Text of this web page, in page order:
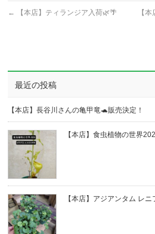
← 【本店】ティランジア入荷🌿🌴
【
最近の投稿
【本店】長谷川さんの亀甲竜🐢販売決定！
【本店】食虫植物の世界
【本店】アジアンタム レ